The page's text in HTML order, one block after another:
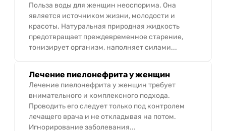
Польза воды для женщин неоспорима. Она
является источником жизни, молодости и
красоты. Натуральная природная жидкость
предотвращает преждевременное старение,
тонизирует организм, наполняет силами...
Лечение пиелонефрита у женщин
Лечение пиелонефрита у женщин требует
внимательного и комплексного подхода.
Проводить его следует только под контролем
лечащего врача и не откладывая на потом.
Игнорирование заболевания...